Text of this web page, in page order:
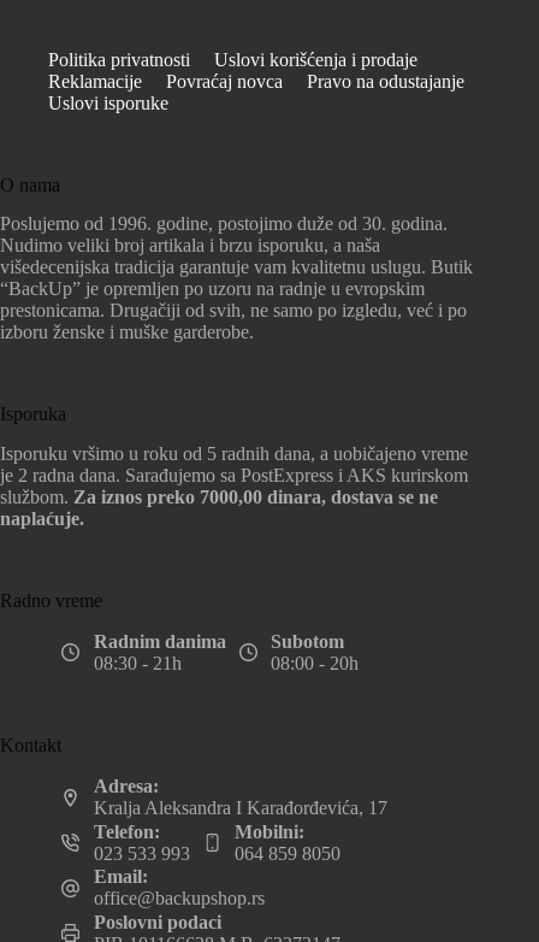
Politika privatnosti
Uslovi korišćenja i prodaje
Reklamacije
Povraćaj novca
Pravo na odustajanje
Uslovi isporuke
O nama
Poslujemo od 1996. godine, postojimo duže od 30. godina.
Nudimo veliki broj artikala i brzu isporuku, a naša
višedecenijska tradicija garantuje vam kvalitetnu uslugu. Butik
“BackUp” je opremljen po uzoru na radnje u evropskim
prestonicama. Drugačiji od svih, ne samo po izgledu, već i po
izboru ženske i muške garderobe.
Isporuka
Isporuku vršimo u roku od 5 radnih dana, a uobičajeno vreme
je 2 radna dana. Sarađujemo sa PostExpress i AKS kurirskom
službom. Za iznos preko 7000,00 dinara, dostava se ne
naplaćuje.
Radno vreme
Radnim danima
08:30 - 21h
Subotom
08:00 - 20h
Kontakt
Adresa:
Kralja Aleksandra I Karađorđevića, 17
Telefon:
023 533 993
Mobilni:
064 859 8050
Email:
office@backupshop.rs
Poslovni podaci